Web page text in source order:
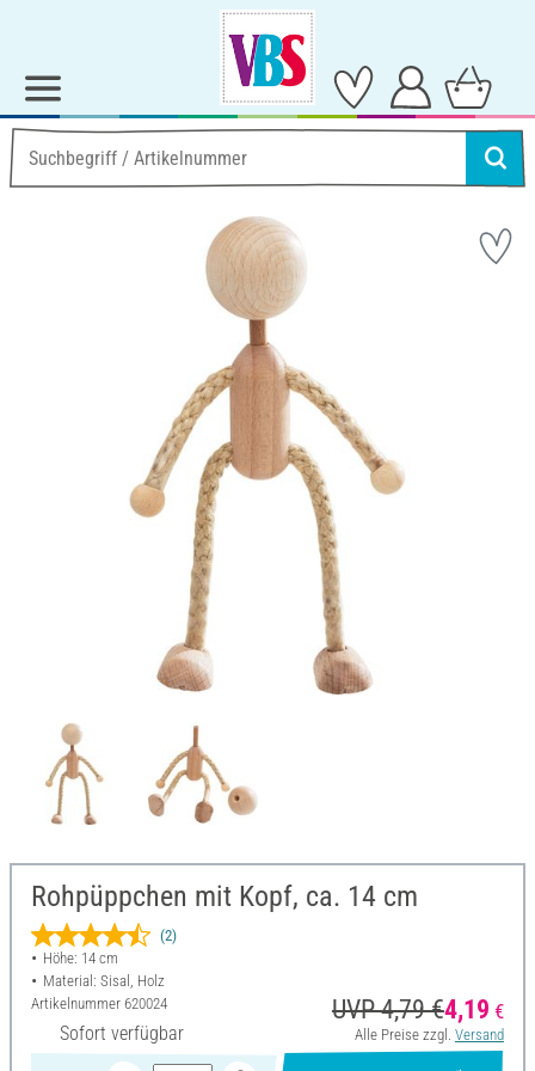
Rohpüppchen mit Kopf, ca. 14 cm
(2)
Höhe: 14 cm
Material: Sisal, Holz
Artikelnummer 620024
Sofort verfügbar
UVP 4,79 €4,19 €
Alle Preise zzgl. Versand